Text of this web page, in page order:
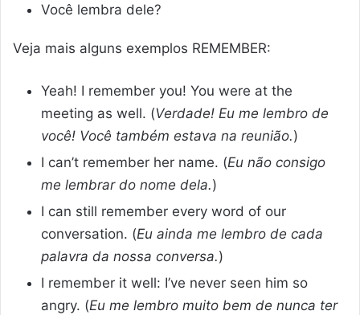
Você lembra dele?
Veja mais alguns exemplos REMEMBER:
Yeah! I remember you! You were at the
meeting as well. (Verdade! Eu me lembro de
você! Você também estava na reunião.)
I can’t remember her name. (Eu não consigo
me lembrar do nome dela.)
I can still remember every word of our
conversation. (Eu ainda me lembro de cada
palavra da nossa conversa.)
I remember it well: I’ve never seen him so
angry. (Eu me lembro muito bem de nunca ter